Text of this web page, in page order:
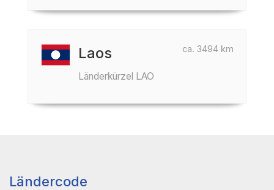
ca. 3494 km
Laos
Länderkürzel LAO
Ländercode